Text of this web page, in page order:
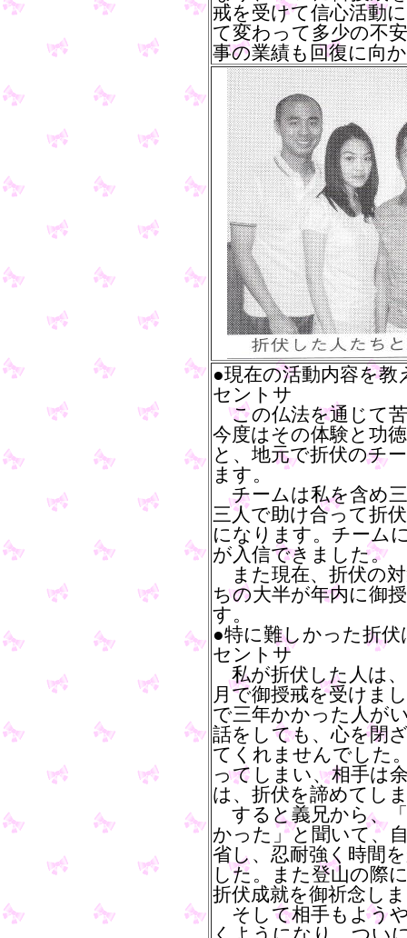
戒を受けて信心活動
て変わって多少の不
事の業績も回復に向
●現在の活動内容を教
セントサ
この仏法を通じて
今度はその体験と功
と、地元で折伏のチ
ます。
チームは私を含め
三人で助け合って折
になります。チーム
が入信できました。
また現在、折伏の
ちの大半が年内に御
す。
●特に難しかった折
セントサ
私が折伏した人は
月で御授戒を受けま
で三年かかった人が
話をしても、心を閉
てくれませんでした
ってしまい、相手は
は、折伏を諦めてし
すると義兄から、
かった」と聞いて、
省し、忍耐強く時間
した。また登山の際
折伏成就を御祈念し
そして相手もよう